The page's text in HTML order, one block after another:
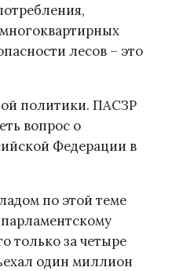
лесов – это
политики. ПАСЗР
вопрос о
Федерации в
по этой теме
только за четыре
один миллион